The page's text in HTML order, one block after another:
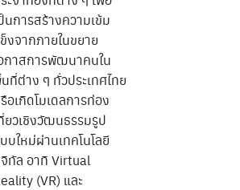
นการสร้างความเข้ม
งจากภายในขยาย
กาสการพัฒนาคนใน
ที่ต่าง ๆ ทั่วประเทศไทย
อเกิดโมเดลการท่อง
ยวเชิงวัฒนธรรมรูป
บใหม่ผ่านเทคโนโลยี
ทัล อาทิ Virtual
(VR) และ